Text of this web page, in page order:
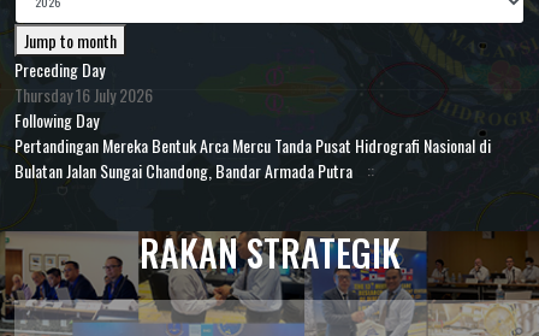
Jump to month
Preceding Day
Thursday 16 July 2026
Following Day
Pertandingan Mereka Bentuk Arca Mercu Tanda Pusat Hidrografi Nasional di
Bulatan Jalan Sungai Chandong, Bandar Armada Putra
::
RAKAN STRATEGIK